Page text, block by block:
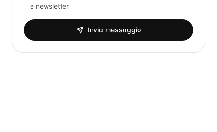
e newsletter
Invia messaggio